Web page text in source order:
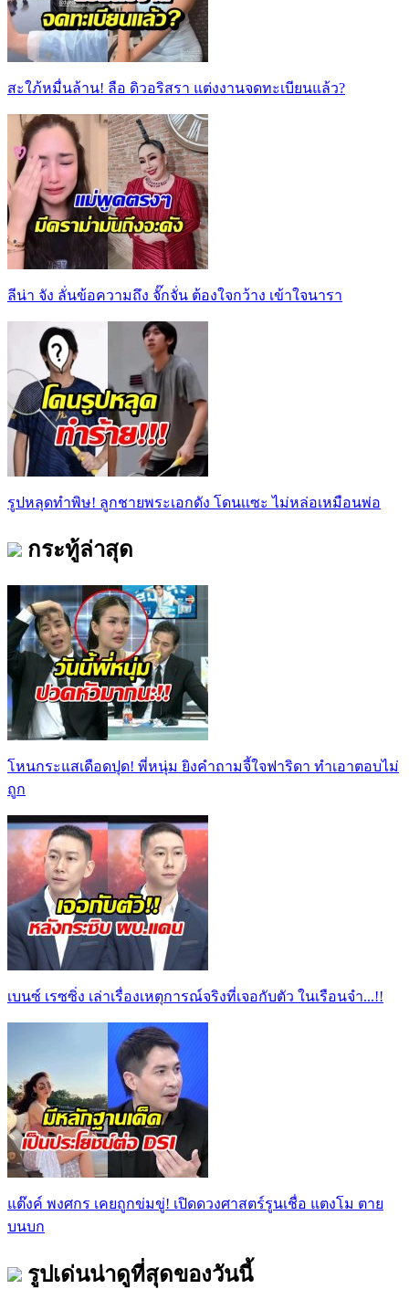
สะใภ้หมื่นล้าน! ลือ ดิวอริสรา แต่งงานจดทะเบียนแล้ว?
ลีน่า จัง ลั่นข้อความถึง จั๊กจั่น ต้องใจกว้าง เข้าใจนารา
รูปหลุดทำพิษ! ลูกชายพระเอกดัง โดนเเซะ ไม่หล่อเหมือนพ่อ
กระทู้ล่าสุด
โหนกระแสเดือดปุด! พี่หนุ่ม ยิงคำถามจี้ใจฟาริดา ทำเอาตอบไม่
ถูก
เบนซ์ เรซซิ่ง เล่าเรื่องเหตุการณ์จริงที่เจอกับตัว ในเรือนจำ...!!
แต๊งค์ พงศกร เคยถูกข่มขู่! เปิดดวงศาสตร์รูนเชื่อ แตงโม ตาย
บนบก
รูปเด่นน่าดูที่สุดของวันนี้